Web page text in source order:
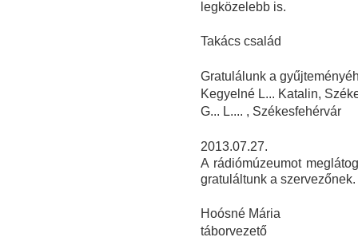
legközelebb is.
Takács család
Gratulálunk a
Kegyelné L... Katalin,
G... L.... , Székesfehérvár
2013.07.27.
A rádiómúzeumot
gratuláltunk a szervezőnek.
Hoósné Mária
táborvezető